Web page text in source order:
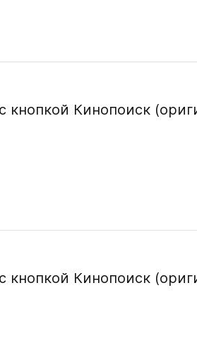
кнопкой Кинопоиск
кнопкой Кинопоиск